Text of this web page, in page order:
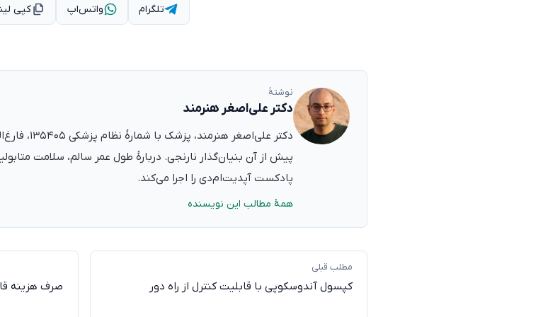
تلگرام واتس‌اپ کپی
نوشتهٔ
دکتر علی‌اصغر هنرمند
پیش از آن بنیان‌گذار نارنجی. دربارهٔ طول عمر سالم، سلامت
پادکست آپدیت‌ام‌دی را اجرا می‌کند.
همهٔ مطالب این نویسنده
مطلب قبلی
کپسول آندوسکوپی با قابلیت کنترل از راه دور
صرف هزینه